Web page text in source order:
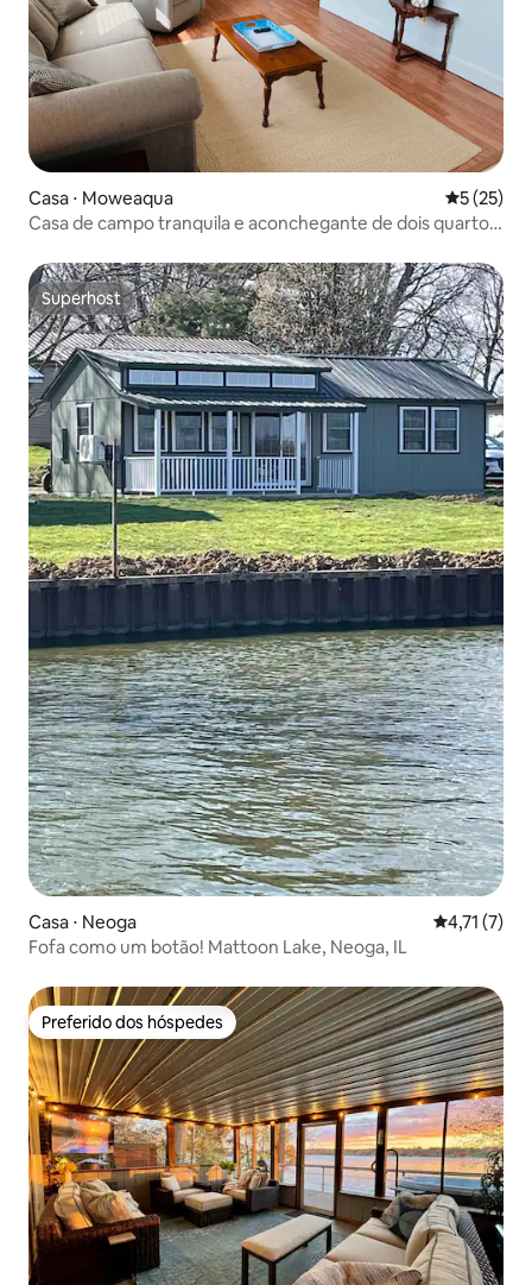
Casa ⋅ Moweaqua 5 de uma
5 (25)
Casa de campo tranquila e aconchegante de dois quartos
Superhost
Superhost
Casa ⋅ Neoga 4,71 de
4,71 (7)
Fofa como um botão! Mattoon Lake, Neoga, IL
Preferido dos hóspedes
Preferido dos hóspedes